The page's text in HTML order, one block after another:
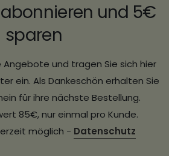
und 5€
sparen
Angebote und tragen Sie sich hier
ein. Als Dankeschön erhalten Sie
für ihre nächste Bestellung.
85€, nur einmal pro Kunde.
möglich - Datenschutz